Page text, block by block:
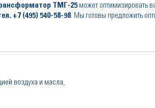
ТМГ-25 может оптимизировать
+7 (495) 540-58-98. Мы готовы предложить
воздуха и масла,